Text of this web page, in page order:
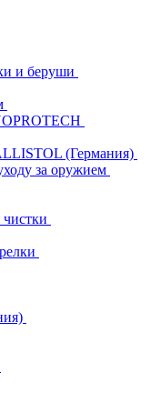
и беруши
(Германия)
за оружием